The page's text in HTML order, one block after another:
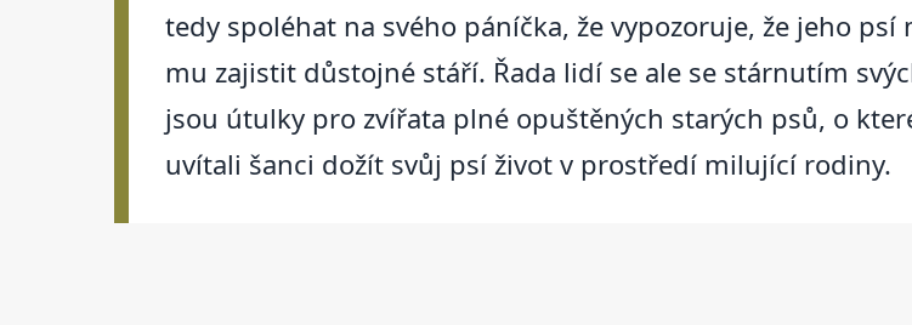
tedy spoléhat na svého páníčka, že vypozoruje, že jeho
mu zajistit důstojné stáří. Řada lidí se ale se stárnutím
jsou útulky pro zvířata plné opuštěných starých psů, o
uvítali šanci dožít svůj psí život v prostředí milující rodiny.